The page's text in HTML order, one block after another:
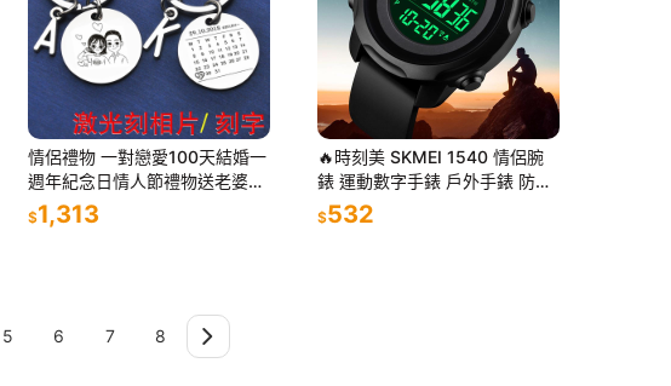
情侶禮物 一對戀愛100天結婚一
週年紀念日情人節禮物送老婆男
朋友
$1,313
🔥時刻美 SKMEI 1540 情侶腕
錶 運動數字手錶 戶外手錶 防水
燈顯示 鬧鐘 男女 潮流 電子錶
$532
5 6 7 8